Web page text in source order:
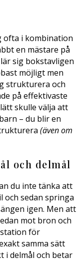
ofta i kombination
en mästare på
sig bokstavligen
möjligt men
strukturera och
på effektivaste
skulle välja att
– du blir en
(även om
och delmål
du inte tänka att
och sedan springa
igen. Men att
mot bron och
för
samma sätt
i delmål och betar